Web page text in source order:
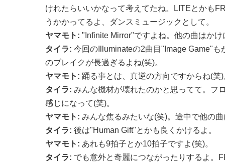
けれたらいいかなって考えてたね。LITEとかも
うかかってるよ、ダンスミュージックとして。
ヤマモト: "Infinite Mirror"ですよね。他の曲はか
タイラ: 今回のIlluminateの2曲目"Image Game"も
のブレイクが長過ぎるよね(笑)。
ヤマモト: 踊る事とは、真逆の方向ですからね(笑)
タイラ: みんな機材が壊れたのかと思ってて。フ
感じになって(笑)。
ヤマモト: みんな焦るみたいな(笑)。途中で他の
タイラ: 後は"Human Gift"とかも良くかけるよ。
ヤマモト: あれも9拍子とか10拍子ですよ(笑)。
タイラ: でも意外と奇麗につながったりするよ。